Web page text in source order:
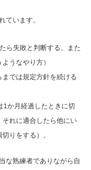
ています。
ら失敗と判断する。また
うなやり方）
では規定方針を続ける
1か月経過したときに切
れに適合したら他にい
りをする）。
な熟練者でありながら自